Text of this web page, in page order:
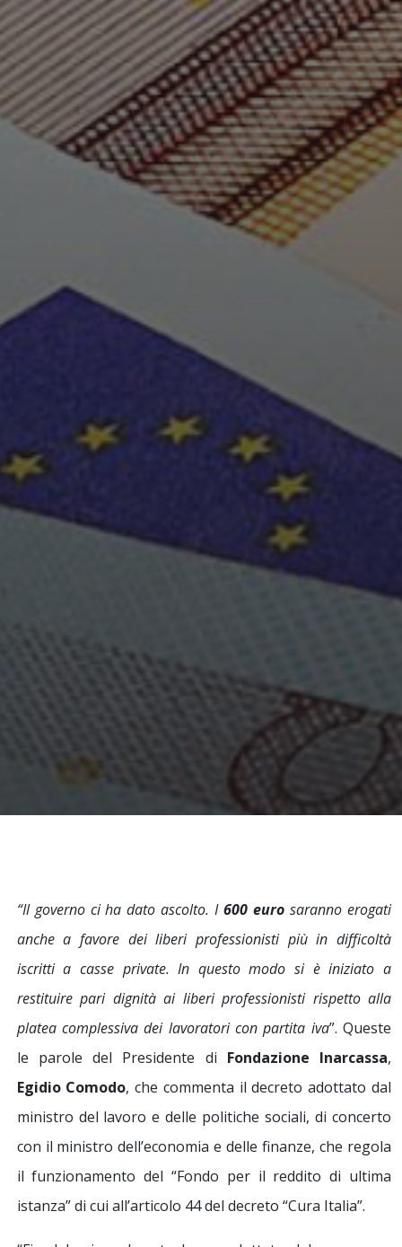
“Il governo ci ha dato ascolto. I600 eurosaranno erogati
anche a favore dei liberi professionisti più in difficoltà
iscritti a casse private. In questo modo si è iniziato a
restituire pari dignità ai liberi professionisti rispetto alla
platea complessiva dei lavoratori con partita iva”. Queste
le parole del Presidente di Fondazione Inarcassa,
Egidio Comodo, che commenta il decreto adottato dal
ministro del lavoro e delle politiche sociali, di concerto
con il ministro dell’economia e delle finanze, che regola
il funzionamento del “Fondo per il reddito di ultima
istanza” di cui all’articolo 44 del decreto “Cura Italia”.